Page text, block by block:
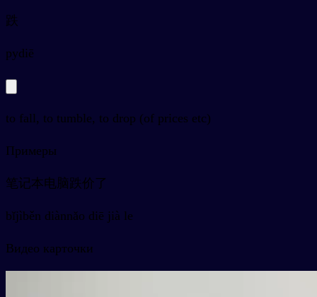
跌
pydiē
to fall, to tumble, to drop (of prices etc)
Примеры
笔记本电脑跌价了
bǐjìběn diànnǎo diē jià le
Видео карточки